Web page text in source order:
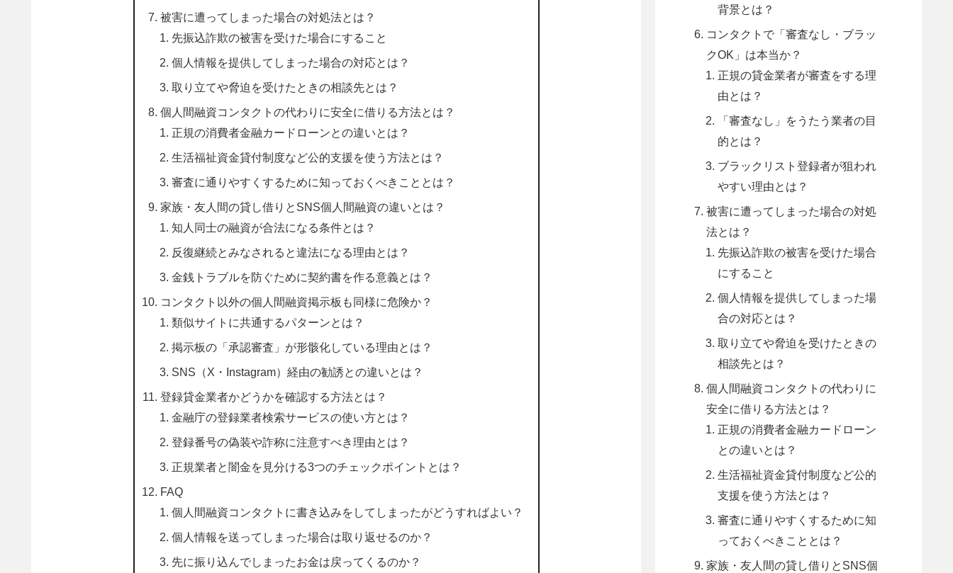
被害に遭ってしまった場合の対処法とは？
先振込詐欺の被害を受けた場合にすること
個人情報を提供してしまった場合の対応とは？
取り立てや脅迫を受けたときの相談先とは？
個人間融資コンタクトの代わりに安全に借りる方法とは？
正規の消費者金融カードローンとの違いとは？
生活福祉資金貸付制度など公的支援を使う方法とは？
審査に通りやすくするために知っておくべきこととは？
家族・友人間の貸し借りとSNS個人間融資の違いとは？
知人同士の融資が合法になる条件とは？
反復継続とみなされると違法になる理由とは？
金銭トラブルを防ぐために契約書を作る意義とは？
コンタクト以外の個人間融資掲示板も同様に危険か？
類似サイトに共通するパターンとは？
掲示板の「承認審査」が形骸化している理由とは？
SNS（X・Instagram）経由の勧誘との違いとは？
登録貸金業者かどうかを確認する方法とは？
金融庁の登録業者検索サービスの使い方とは？
登録番号の偽装や詐称に注意すべき理由とは？
正規業者と闇金を見分ける3つのチェックポイントとは？
FAQ
個人間融資コンタクトに書き込みをしてしまったがどうすればよい？
個人情報を送ってしまった場合は取り返せるのか？
先に振り込んでしまったお金は戻ってくるのか？
背景とは？
コンタクトで「審査なし・ブラッ
クOK」は本当か？
正規の貸金業者が審査をする理
由とは？
「審査なし」をうたう業者の目
的とは？
ブラックリスト登録者が狙われ
やすい理由とは？
被害に遭ってしまった場合の対処
法とは？
先振込詐欺の被害を受けた場合
にすること
個人情報を提供してしまった場
合の対応とは？
取り立てや脅迫を受けたときの
相談先とは？
個人間融資コンタクトの代わりに
安全に借りる方法とは？
正規の消費者金融カードローン
との違いとは？
生活福祉資金貸付制度など公的
支援を使う方法とは？
審査に通りやすくするために知
っておくべきこととは？
家族・友人間の貸し借りとSNS個